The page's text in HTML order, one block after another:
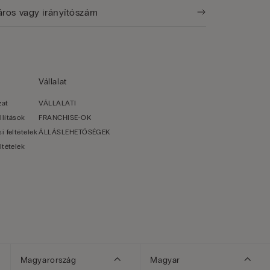
feltételek
Vállalat
VÁLLALATI
FRANCHISE-OK
ÁLLÁSLEHETŐSÉGEK
Magyarország Magyar